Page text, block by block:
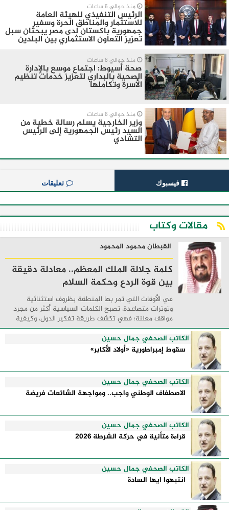
منذ حوالي 6 ساعات
الرئيس التنفيذي للهيئة العامة
للاستثمار والمناطق الحرة وسفير
جمهورية باكستان لدى مصر يبحثان سبل
تعزيز التعاون الاستثماري بين البلدين
منذ حوالي 6 ساعات
صحة أسيوط: اجتماع موسع بالإدارة
الصحية بالبداري لتعزيز خدمات تنظيم
الأسرة وتكاملها
منذ حوالي 6 ساعات
وزير الخارجية يسلم رسالة خطية من
السيد رئيس الجمهورية إلى الرئيس
التشادي
فيسبوك تعليقات
مقالات وكتاب
القبطان محمود المحمود
كلمة جلالة الملك المعظم.. معادلة دقيقة
بين قوة الردع وحكمة السلام
في الأوقات التي تمر بها المنطقة بظروف استثنائية
وتوترات متصاعدة، تصبح الكلمات السياسية أكثر من مجرد
مواقف معلنة؛ فهي تكشف طريقة تفكير الدول، وكيفية
إدارتها للأزمات، والحدود التي تفصل بين القوة ...
الكاتب الصحفي جمال حسين
سقوط إمبراطورية «أولاد الأكابر»
الكاتب الصحفي جمال حسين
الاصطفاف الوطني واجب.. ومواجهة الشائعات فريضة
الكاتب الصحفي جمال حسين
قراءة متأنية في حركة الشرطة 2026
الكاتب الصحفي جمال حسين
انتبهوا ايها السادة